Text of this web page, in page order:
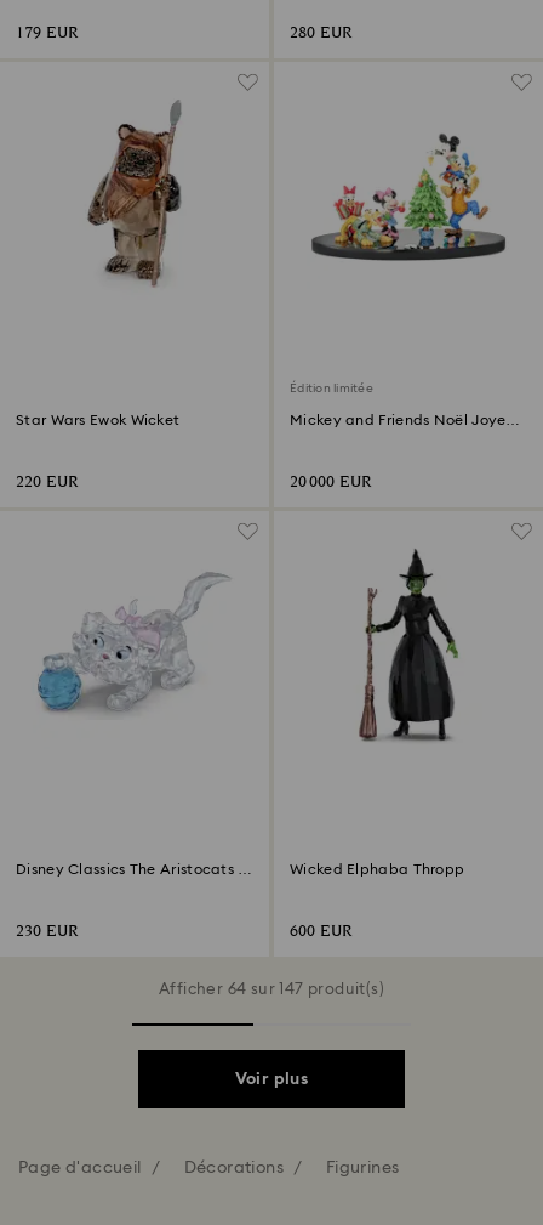
179 EUR 280 EUR
Star Wars Ewok Wicket
220 EUR
Édition limitée
Mickey and Friends Noël Joyeux
20 000 EUR
Disney Classics The Aristocats -
230 EUR
Wicked Elphaba Thropp
600 EUR
Afficher 64 sur 147 produit(s)
Voir plus
Page d'accueil Décorations Figurines